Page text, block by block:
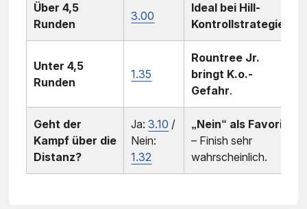
Über 4,5
Runden
3.00
Ideal bei Hill-
Kontrollstrategie
Unter 4,5
Runden
1.35
Rountree Jr.
bringt K.o.-
Gefahr.
Geht der
Kampf über die
Distanz?
Ja:3.10 /
Nein:
1.32
„Nein“ als Favorit
– Finish sehr
wahrscheinlich.